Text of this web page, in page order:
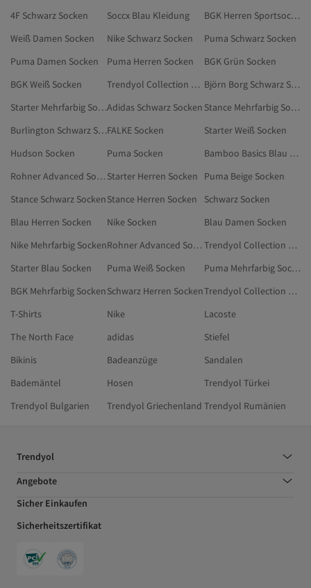
4F Schwarz Socken
Soccx Blau Kleidung
BGK Herren Sportsocken
Weiß Damen Socken
Nike Schwarz Socken
Puma Schwarz Socken
Puma Damen Socken
Puma Herren Socken
BGK Grün Socken
BGK Weiß Socken
Trendyol Collection Socken
Björn Borg Schwarz Socken
Starter Mehrfarbig SockenAdidas Schwarz Socken
Stance Mehrfarbig Socken
Burlington Schwarz SockenFALKE Socken
Starter Weiß Socken
Hudson Socken
Puma Socken
Bamboo Basics Blau T-Shirts
Rohner Advanced Socks Schwarz Sportsocken Starter Herren Socken
Puma Beige Socken
Stance Schwarz SockenStance Herren Socken
Schwarz Socken
Blau Herren Socken
Nike Socken
Blau Damen Socken
Nike Mehrfarbig Socken
Rohner Advanced Socks Mehrfarbig Socken
Trendyol Collection Mehrfarbig Socken
Starter Blau Socken
Puma Weiß Socken
Puma Mehrfarbig Socken
BGK Mehrfarbig SockenSchwarz Herren Socken
Trendyol Collection Ekru Socken
T-Shirts
Nike
Lacoste
The North Face
adidas
Stiefel
Bikinis
Badeanzüge
Sandalen
Bademäntel
Hosen
Trendyol Türkei
Trendyol Bulgarien
Trendyol Griechenland Trendyol Rumänien
Trendyol
Angebote
Sicher Einkaufen
Sicherheitszertifikat